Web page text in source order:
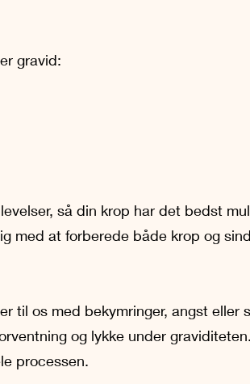
gravid:
så din krop har det bedst
at forberede både krop og
til os med bekymringer, angst eller
og lykke under
processen.